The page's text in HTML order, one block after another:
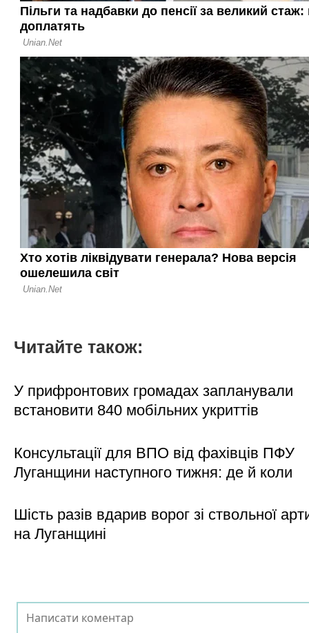
Читайте також:
У прифронтових громадах запланували
встановити 840 мобільних укриттів
Консультації для ВПО від фахівців ПФУ
Луганщини наступного тижня: де й коли
Шість разів вдарив ворог зі ствольної
на Луганщині